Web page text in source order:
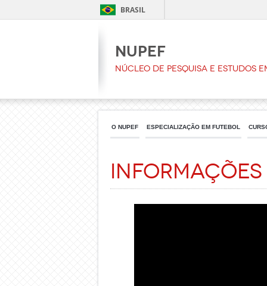
BRASIL
NUPEF
Núcleo de Pesquisa e Estudos
O NUPEF ESPECIALIZAÇÃO EM FUTEBOL
Informações